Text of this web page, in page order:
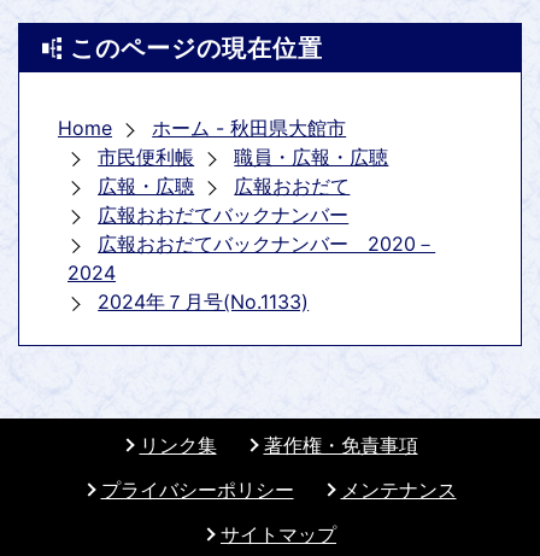
このページの現在位置
Home
ホーム - 秋田県大館市
市民便利帳
職員・広報・広聴
広報・広聴
広報おおだて
広報おおだてバックナンバー
広報おおだてバックナンバー 2020－
2024
2024年７月号(No.1133)
リンク集
著作権・免責事項
プライバシーポリシー
メンテナンス
サイトマップ